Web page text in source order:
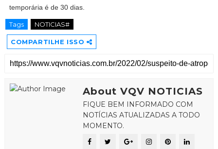
temporária é de 30 dias.
Tags NOTICIAS#
COMPARTILHE ISSO
About VQV NOTICIAS
FIQUE BEM INFORMADO COM
NOTÍCIAS ATUALIZADAS A TODO
MOMENTO.